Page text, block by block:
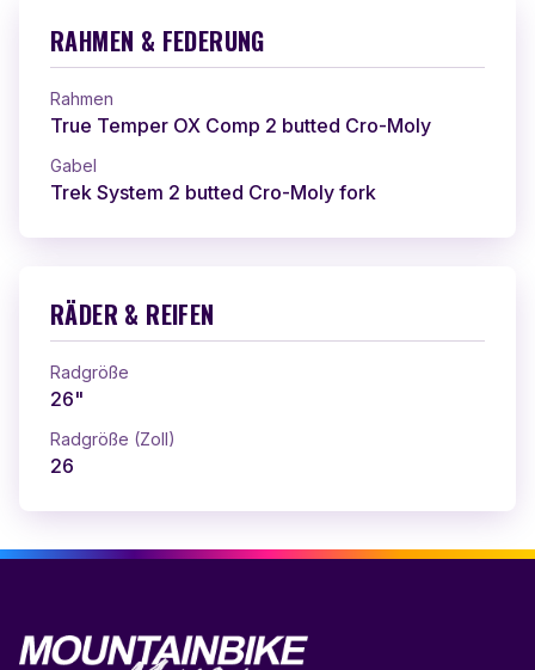
RAHMEN & FEDERUNG
Rahmen
True Temper OX Comp 2 butted Cro-Moly
Gabel
Trek System 2 butted Cro-Moly fork
RÄDER & REIFEN
Radgröße
26"
Radgröße (Zoll)
26